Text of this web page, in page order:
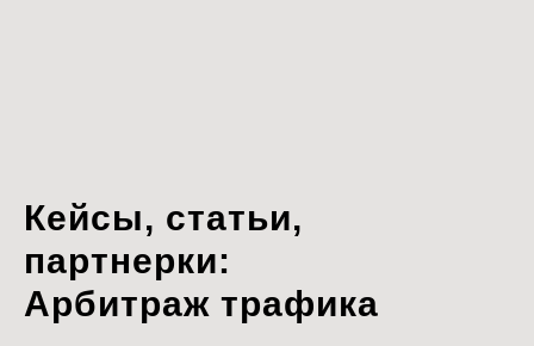
Кейсы, статьи,
партнерки:
Арбитраж трафика